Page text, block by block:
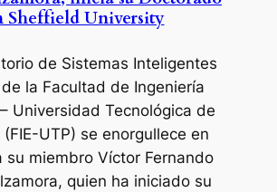
Sheffield University
de Sistemas Inteligentes
la Facultad de Ingeniería
Universidad Tecnológica de
(FIE-UTP) se enorgullece en
su miembro Víctor Fernando
quien ha iniciado su